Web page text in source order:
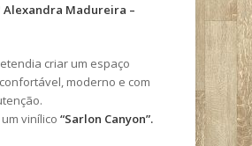
Alexandra Madureira –
criar um espaço
moderno e com
vinílico “Sarlon Canyon”.